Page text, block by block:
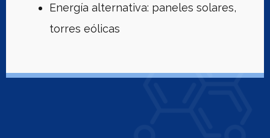
Energía alternativa: paneles solares,
torres eólicas